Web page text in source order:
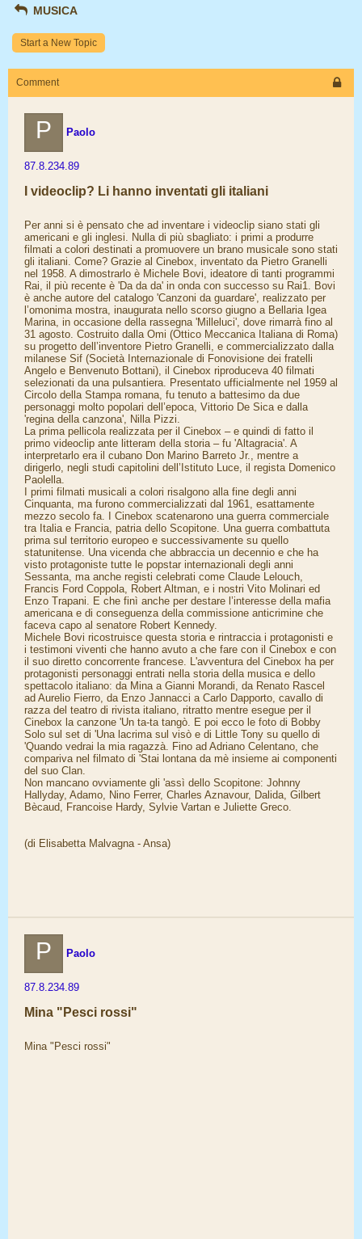
MUSICA
Start a New Topic
Comment
P Paolo
87.8.234.89
I videoclip? Li hanno inventati gli italiani
Per anni si è pensato che ad inventare i videoclip siano stati gli
americani e gli inglesi. Nulla di più sbagliato: i primi a produrre
filmati a colori destinati a promuovere un brano musicale sono stati
gli italiani. Come? Grazie al Cinebox, inventato da Pietro Granelli
nel 1958. A dimostrarlo è Michele Bovi, ideatore di tanti programmi
Rai, il più recente è 'Da da da' in onda con successo su Rai1. Bovi
è anche autore del catalogo 'Canzoni da guardare', realizzato per
l’omonima mostra, inaugurata nello scorso giugno a Bellaria Igea
Marina, in occasione della rassegna 'Milleluci', dove rimarrà fino al
31 agosto. Costruito dalla Omi (Ottico Meccanica Italiana di Roma)
su progetto dell’inventore Pietro Granelli, e commercializzato dalla
milanese Sif (Società Internazionale di Fonovisione dei fratelli
Angelo e Benvenuto Bottani), il Cinebox riproduceva 40 filmati
selezionati da una pulsantiera. Presentato ufficialmente nel 1959 al
Circolo della Stampa romana, fu tenuto a battesimo da due
personaggi molto popolari dell’epoca, Vittorio De Sica e dalla
'regina della canzona', Nilla Pizzi.
La prima pellicola realizzata per il Cinebox – e quindi di fatto il
primo videoclip ante litteram della storia – fu 'Altagracia'. A
interpretarlo era il cubano Don Marino Barreto Jr., mentre a
dirigerlo, negli studi capitolini dell’Istituto Luce, il regista Domenico
Paolella.
I primi filmati musicali a colori risalgono alla fine degli anni
Cinquanta, ma furono commercializzati dal 1961, esattamente
mezzo secolo fa. I Cinebox scatenarono una guerra commerciale
tra Italia e Francia, patria dello Scopitone. Una guerra combattuta
prima sul territorio europeo e successivamente su quello
statunitense. Una vicenda che abbraccia un decennio e che ha
visto protagoniste tutte le popstar internazionali degli anni
Sessanta, ma anche registi celebrati come Claude Lelouch,
Francis Ford Coppola, Robert Altman, e i nostri Vito Molinari ed
Enzo Trapani. E che finì anche per destare l’interesse della mafia
americana e di conseguenza della commissione anticrimine che
faceva capo al senatore Robert Kennedy.
Michele Bovi ricostruisce questa storia e rintraccia i protagonisti e
i testimoni viventi che hanno avuto a che fare con il Cinebox e con
il suo diretto concorrente francese. L'avventura del Cinebox ha per
protagonisti personaggi entrati nella storia della musica e dello
spettacolo italiano: da Mina a Gianni Morandi, da Renato Rascel
ad Aurelio Fierro, da Enzo Jannacci a Carlo Dapporto, cavallo di
razza del teatro di rivista italiano, ritratto mentre esegue per il
Cinebox la canzone 'Un ta-ta tangò. E poi ecco le foto di Bobby
Solo sul set di 'Una lacrima sul visò e di Little Tony su quello di
'Quando vedrai la mia ragazzà. Fino ad Adriano Celentano, che
compariva nel filmato di 'Stai lontana da mè insieme ai componenti
del suo Clan.
Non mancano ovviamente gli 'assì dello Scopitone: Johnny
Hallyday, Adamo, Nino Ferrer, Charles Aznavour, Dalida, Gilbert
Bècaud, Francoise Hardy, Sylvie Vartan e Juliette Greco.
(di Elisabetta Malvagna - Ansa)
P Paolo
87.8.234.89
Mina "Pesci rossi"
Mina "Pesci rossi"